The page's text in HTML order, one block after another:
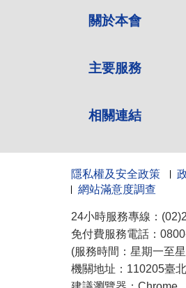
關於本會
主要服務
相關連結
隱私權及安全政策
網站滿意度調查
24小時服務專線：
免付費服務電話：
(服務時間：星期一至
機關地址：110205臺